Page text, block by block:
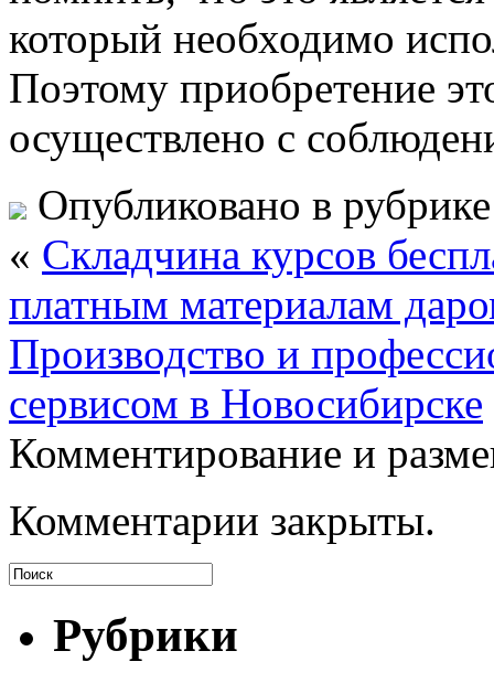
который необходимо
Поэтому приобретение
осуществлено с
Опубликовано в
« Складчина курсов
платным материалам
Производство и
сервисом в Новосибирске
Комментирование и
Комментарии закрыты.
Рубрики